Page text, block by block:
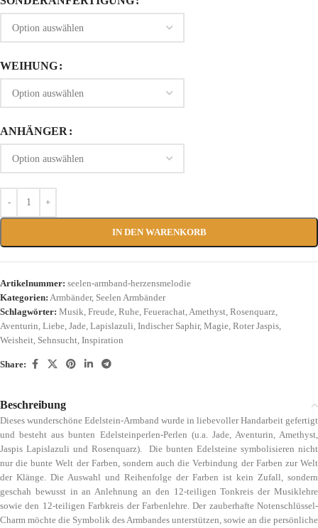
WEIHUNG
ANHÄNGER
IN DEN WARENKORB
Artikelnummer: seelen-armband-herzensmelodie
Kategorien: Armbänder, Seelen Armbänder
Schlagwörter: Musik, Freude, Ruhe, Feuerachat,Amethyst, Rosenquarz,
Aventurin, Liebe, Jade, Lapislazuli, Indischer Saphir, Magie, Roter Jaspis,
Weisheit, Sehnsucht, Inspiration
Share:
Beschreibung
Dieses wunderschöne Edelstein-Armband wurde in liebevoller Handarbeit gefertigt
und besteht aus bunten Edelsteinperlen-Perlen (u.a. Jade, Aventurin, Amethyst,
Jaspis Lapislazuli und Rosenquarz). Die bunten Edelsteine symbolisieren nicht
nur die bunte Welt der Farben, sondern auch die Verbindung der Farben zur Welt
der Klänge. Die Auswahl und Reihenfolge der Farben ist kein Zufall, sondern
geschah bewusst in an Anlehnung an den 12-teiligen Tonkreis der Musiklehre
sowie den 12-teiligen Farbkreis der Farbenlehre. Der zauberhafte Notenschlüssel-
Charm möchte die Symbolik des Armbandes unterstützen, sowie an die persönliche